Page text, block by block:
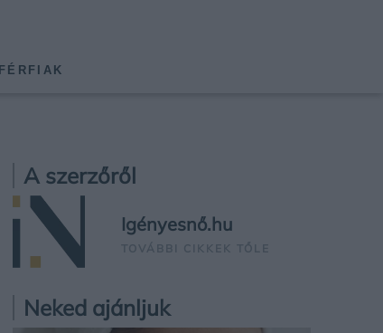
FÉRFIAK
A szerzőről
Igényesnő.hu
TOVÁBBI CIKKEK TŐLE
Neked ajánljuk